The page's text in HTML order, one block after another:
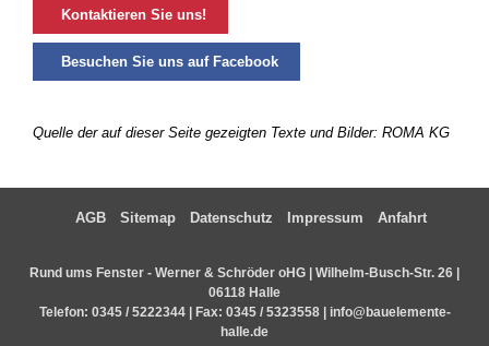
Kontaktieren Sie uns!
Besuchen Sie uns auf Facebook
Quelle der auf dieser Seite gezeigten Texte und Bilder: ROMA KG
AGB Sitemap Datenschutz Impressum Anfahrt
Rund ums Fenster - Werner & Schröder oHG | Wilhelm-Busch-Str. 26 |
06118 Halle
Telefon: 0345 / 5222344| Fax: 0345 / 5323558 | info@bauelemente-
halle.de